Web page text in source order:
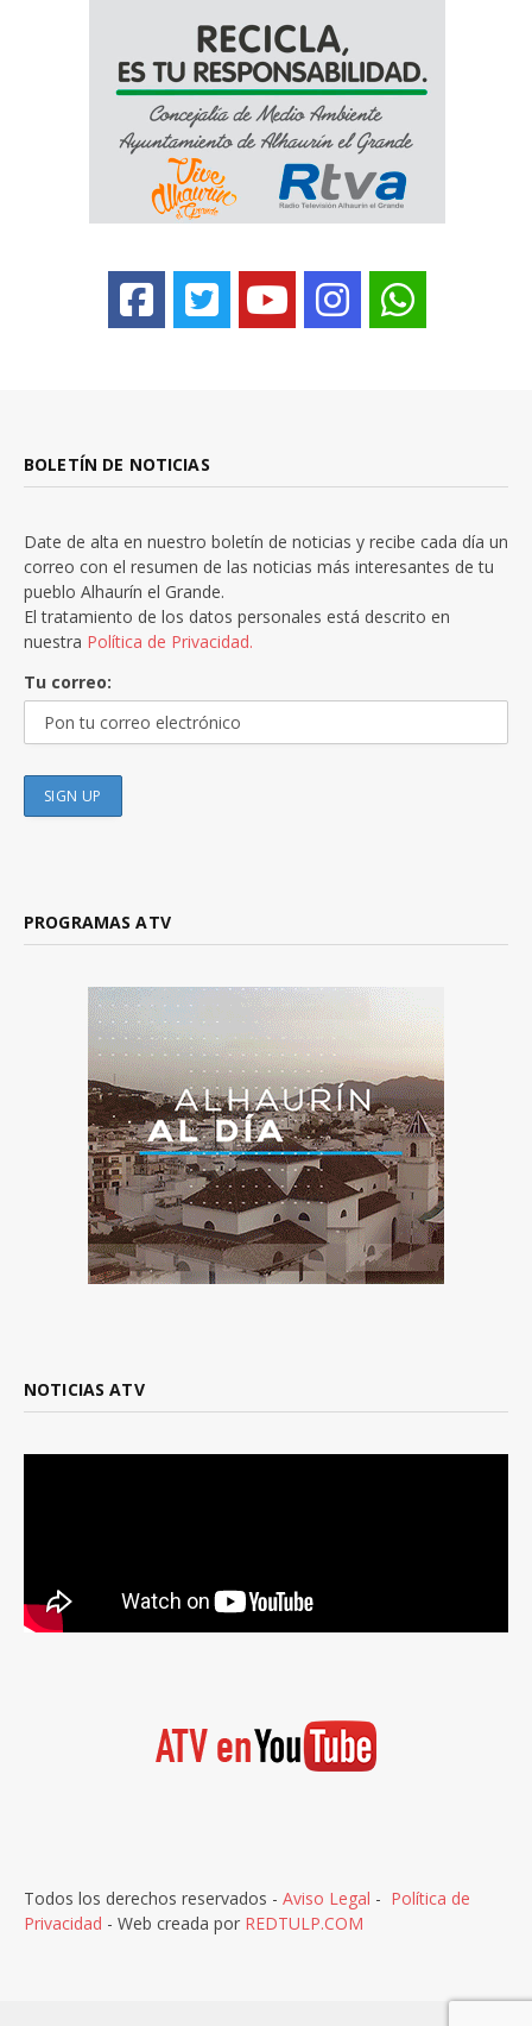
BOLETÍN DE NOTICIAS
Date de alta en nuestro boletín de noticias y recibe cada día un
correo con el resumen de las noticias más interesantes de tu
pueblo Alhaurín el Grande.
El tratamiento de los datos personales está descrito en
nuestra Política de Privacidad.
Tu correo:
PROGRAMAS ATV
NOTICIAS ATV
Todos los derechos reservados - Aviso Legal - Política de
Privacidad - Web creada por REDTULP.COM